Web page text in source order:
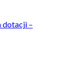
dotacji –